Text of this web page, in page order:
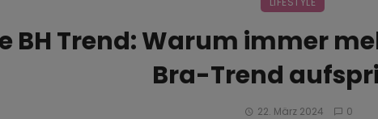
BH Trend: Warum immer
Bra-Trend
22. März 2024 0